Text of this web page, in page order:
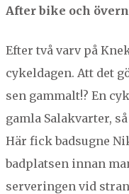
After bike och
Efter två varv på
cykelda­gen. Att det
sen gam­malt!? En
gam­la Salak­varter,
Här fick badsug­ne
bad­plat­sen innan
serverin­gen vid